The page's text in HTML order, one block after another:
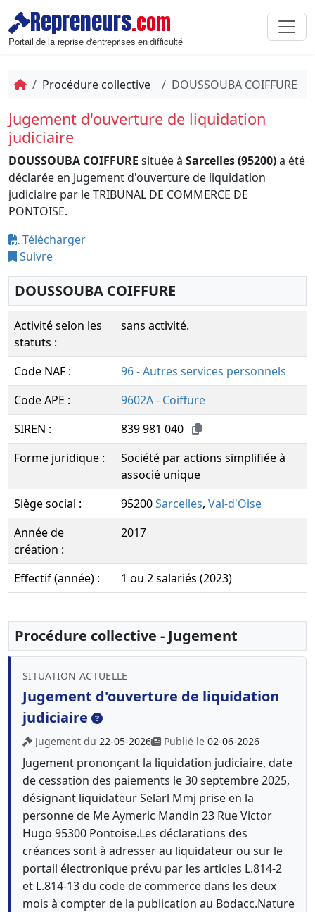
Repreneurs.com
Portail de la reprise d'entreprises en difficulté
Procédure collective DOUSSOUBA COIFFURE
Jugement d'ouverture de liquidation
judiciaire
DOUSSOUBA COIFFURE située à Sarcelles (95200)a été
déclarée en Jugement d'ouverture de liquidation
judiciaire par le TRIBUNAL DE COMMERCE DE
PONTOISE.
Télécharger
Suivre
DOUSSOUBA COIFFURE
Activité selon les
statuts :
sans activité.
Code NAF :
96 - Autres services personnels
Code APE :
9602A - Coiffure
SIREN :
839 981 040
Forme juridique :
Société par actions simplifiée à
associé unique
Siège social :
95200Sarcelles, Val-d'Oise
Année de
création :
2017
Effectif (année) : 1 ou 2 salariés (2023)
Procédure collective - Jugement
SITUATION ACTUELLE
Jugement d'ouverture de liquidation
judiciaire
Jugement du 22-05-2026 Publié le 02-06-2026
Jugement prononçant la liquidation judiciaire, date
de cessation des paiements le 30 septembre 2025,
désignant liquidateur Selarl Mmj prise en la
personne de Me Aymeric Mandin 23 Rue Victor
Hugo 95300 Pontoise.Les déclarations des
créances sont à adresser au liquidateur ou sur le
portail électronique prévu par les articles L.814-2
et L.814-13 du code de commerce dans les deux
mois à compter de la publication au Bodacc.Nature